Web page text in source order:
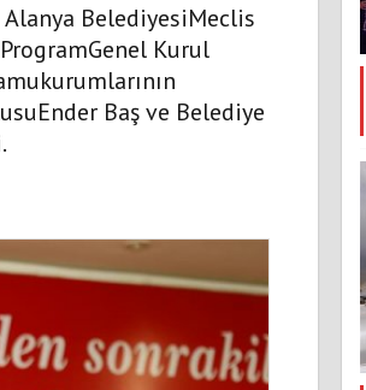
Alanya BelediyesiMeclis
Kurul
Baş ve Belediye